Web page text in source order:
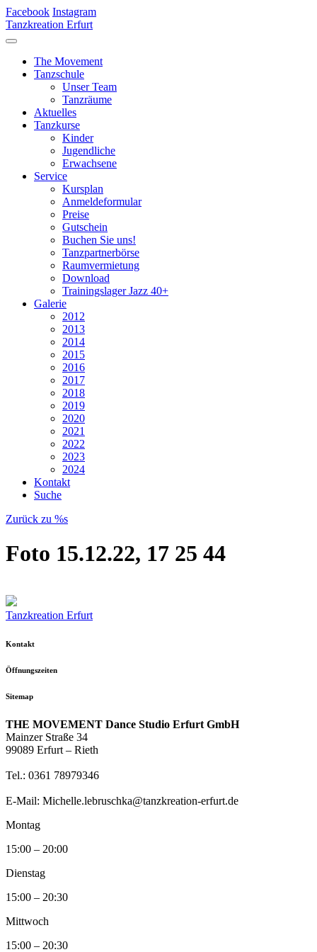
Facebook Instagram
Tanzkreation Erfurt
The Movement
Tanzschule
Unser Team
Tanzräume
Aktuelles
Tanzkurse
Kinder
Jugendliche
Erwachsene
Service
Kursplan
Anmeldeformular
Preise
Gutschein
Buchen Sie uns!
Tanzpartnerbörse
Raumvermietung
Download
Trainingslager Jazz 40+
Galerie
2012
2013
2014
2015
2016
2017
2018
2019
2020
2021
2022
2023
2024
Kontakt
Suche
Zurück zu %s
Foto 15.12.22, 17 25 44
Tanzkreation Erfurt
Kontakt
Öffnungszeiten
Sitemap
THE MOVEMENT Dance Studio Erfurt GmbH
Mainzer Straße 34
99089 Erfurt – Rieth
Tel.: 0361 78979346
E-Mail: Michelle.lebruschka@tanzkreation-erfurt.de
Montag
15:00 – 20:00
Dienstag
15:00 – 20:30
Mittwoch
15:00 – 20:30